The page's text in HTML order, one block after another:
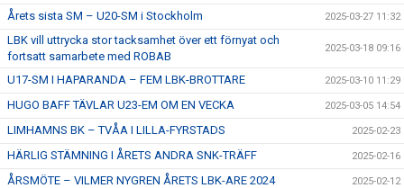
Årets sista SM – U20-SM i Stockholm 2025-03-27 11:32
LBK vill uttrycka stor tacksamhet över ett förnyat och
fortsatt samarbete med ROBAB
2025-03-18 09:16
U17-SM I HAPARANDA – FEM LBK-BROTTARE 2025-03-10 11:29
HUGO BAFF TÄVLAR U23-EM OM EN VECKA 2025-03-05 14:54
LIMHAMNS BK – TVÅA I LILLA-FYRSTADS 2025-02-23
HÄRLIG STÄMNING I ÅRETS ANDRA SNK-TRÄFF 2025-02-16
ÅRSMÖTE – VILMER NYGREN ÅRETS LBK-ARE 2024 2025-02-12